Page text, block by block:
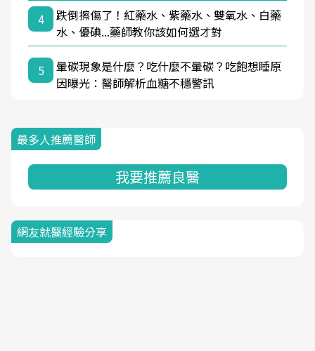
4
跌倒擦傷了！紅藥水、紫藥水、雙氧水、白藥
水、優碘...藥師教你該如何選才對
5
暈碳現象是什麼？吃什麼不暈碳？吃飽想睡原
因曝光：醫師解析血糖不穩警訊
最多人推薦醫師
我要推薦良醫
網友就醫經驗分享